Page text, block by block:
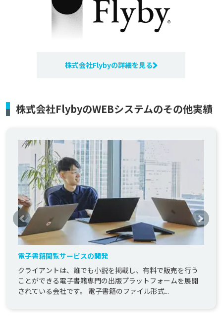
株式会社Flybyの詳細を見る
株式会社FlybyのWEBシステムのその他実績
電子書籍閲覧サービスの開発
クライアントは、誰でも小説を掲載し、有料で販売を行う
ことができる電子書籍専門の出版プラットフォームを展開
されている会社です。 電子書籍のファイル形式...